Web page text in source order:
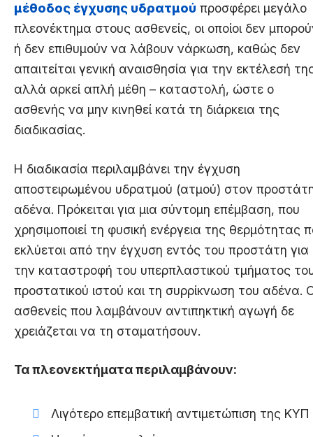
μέθοδος έγχυσης υδρατμού προσφέρει μεγάλο
πλεονέκτημα στους ασθενείς, οι οποίοι δεν
ή δεν επιθυμούν να λάβουν νάρκωση, καθώς δεν
απαιτείται γενική αναισθησία για την εκτέλεσή
αλλά αρκεί απλή μέθη – καταστολή, ώστε ο
ασθενής να μην κινηθεί κατά τη διάρκεια της
διαδικασίας.
Η διαδικασία περιλαμβάνει την έγχυση
αποστειρωμένου υδρατμού (ατμού) στον
αδένα. Πρόκειται για μια σύντομη επέμβαση, που
χρησιμοποιεί τη φυσική ενέργεια της θερμότητας
εκλύεται από την έγχυση εντός του προστάτη για
την καταστροφή του υπερπλαστικού τμήματος
προστατικού ιστού και τη συρρίκνωση του αδένα.
ασθενείς που λαμβάνουν αντιπηκτική αγωγή δε
χρειάζεται να τη σταματήσουν.
Τα πλεονεκτήματα περιλαμβάνουν:
Λιγότερο επεμβατική αντιμετώπιση της ΚΥΠ